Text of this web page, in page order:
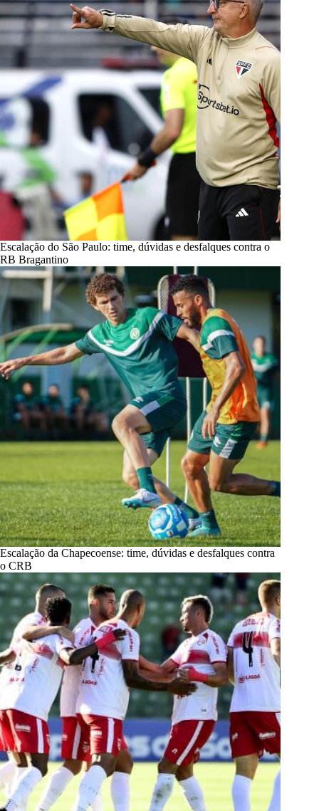
Escalação do São Paulo: time, dúvidas e desfalques contra o
RB Bragantino
Escalação da Chapecoense: time, dúvidas e desfalques contra
o CRB